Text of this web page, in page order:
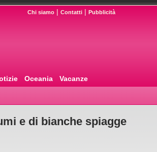
Chi siamo | Contatti | Pubblicità
Oceania Vacanze
e di bianche spiagge